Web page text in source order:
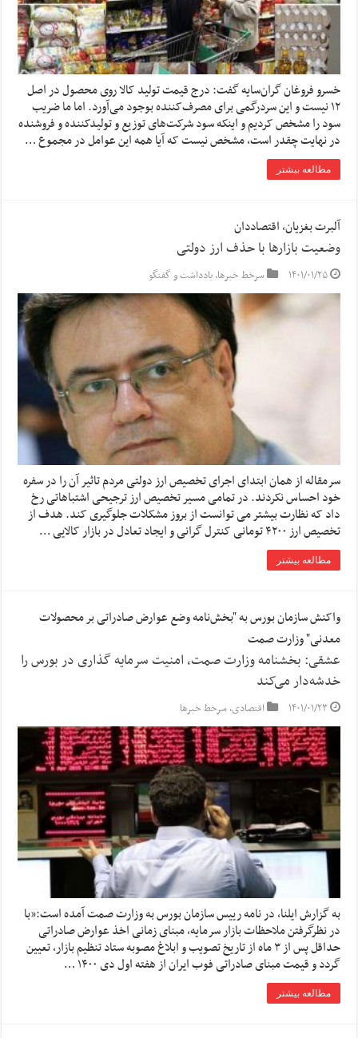
خسرو فروغان گران‌سایه گفت: درج قیمت تولید کالا روی محصول در اصل
۱۲ نیست و این سردرگمی برای مصرف‌کننده بوجود می‌آورد. اما ما ضریب
سود را مشخص کردیم و اینکه سود شرکت‌های توزیع و تولیدکننده و فروشنده
در نهایت چقدر است، مشخص نیست که آیا همه این عوامل در مجموع …
مطالعه بیشتر
آلبرت بغزیان، اقتصاددان
وضعیت بازارها با حذف ارز دولتی
۱۴۰۱/۰۱/۲۵ سرخط خبرها,یادداشت و گفتگو
سرمقاله از همان ابتدای اجرای تخصیص ارز دولتی مردم تاثیر آن را در سفره
خود احساس نکردند. در تمامی مسیر تخصیص ارز ترجیحی اشتباهاتی رخ
داد که نظارت بیشتر می توانست از بروز مشکلات جلوگیری کند. هدف از
تخصیص ارز ۴۲۰۰ تومانی کنترل گرانی و ایجاد تعادل در بازار کالایی …
مطالعه بیشتر
واکنش سازمان بورس به "بخش‌نامه وضع عوارض صادراتی بر محصولات
معدنی" وزارت صمت
عشقی: بخشنامه وزارت صمت، امنیت سرمایه گذاری در بورس را
خدشه‌دار می‌کند
۱۴۰۱/۰۱/۲۳ اقتصادی,سرخط خبرها
به گزارش ایلنا،‌ در نامه رییس سازمان بورس به وزارت صمت آمده است:”با
در نظرگرفتن ملاحظات بازار سرمایه، مبنای زمانی اخذ عوارض صادراتی
حداقل پس از ۳ ماه از تاریخ تصویب و ابلاغ مصوبه ستاد تنظیم بازار، تعیین
گردد و قیمت مبنای صادراتی فوب ایران از هفته اول دی ۱۴۰۰ …
مطالعه بیشتر